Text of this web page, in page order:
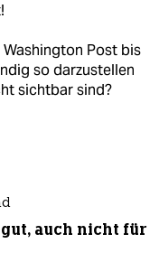
Washington Post bis
so darzustellen
sichtbar sind?
auch nicht für